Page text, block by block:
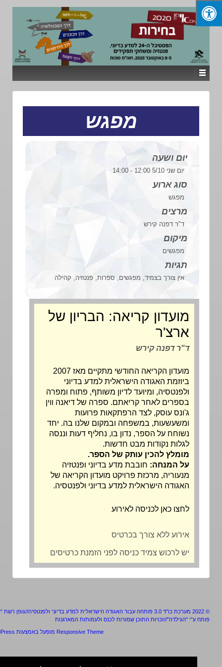
מפגש
יום ושעה
סוג ארוע
מרצים
ד"ר דפנה קירש
אין צורך בצמיד, מפגשים, ספרות, פנטזיה, קהילה
מועדון קריאה: הבריון של
ארצ'ר
ד"ר דפנה קירש
מועדון הקריאה החודשי מתקיים מאז 2007
ביוזמת האגודה הישראלית למדע בדיוני
ולפנטסיה, ומיועד לדיון משותף, פתוח ומפרה
בספרים לאחר קריאתם. ספרה של דיאנה ווין
ג'ונס עוסק, לצד הרפתקאות פרועות
ומשעשעות, במשפחה ובמקום שלנו בה. יחד
נשוחח על הספר, נדון בו, נחליף דעות וננסה
לגלות נקודות מבט חדשות.
מומלץ להכין עותק של הספר.
על המנחה:חובבת מדע בדיוני ופנטזיה
מנעוריה, מרכזת פרויקט מועדון הקריאה של
האגודה הישראלית למדע בדיוני ולפנטסיה.
לחצו כאן לכניסה לאירוע
אירוע ללא צורך בכרטיס
יש לרכוש צמיד כניסה לפני הזמנת כרטיסים
מערכת כו"ד 3.0 פותחה עבור האגודה הישראלית למדע בדיוני ולפנטסיה//גופן רשת “אלף”
"הגילדה"//זכויות התוכן שמורות לכנס ולעמותות המארגנות
Responsive Themeמופעל באמצעות WordPress